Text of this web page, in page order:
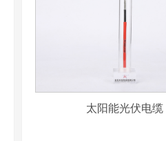
太阳能光伏电缆